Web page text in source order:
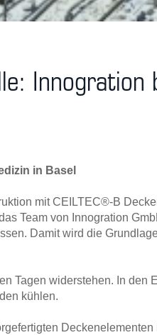
in Basel
mit CEILTEC®-B
Team von Innogration
Damit wird die
Tagen widerstehen. In
kühlen.